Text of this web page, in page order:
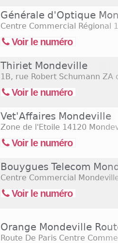
Générale d'Optique
Centre Commercial Régional
Voir le numéro
Thiriet Mondeville
1B, rue Robert Schumann ZA
Voir le numéro
Vet'Affaires Mondeville
Zone de l'Etoile 14120
Voir le numéro
Bouygues Telecom
Centre Commercial
Voir le numéro
Orange Mondeville
Route De Paris Centre